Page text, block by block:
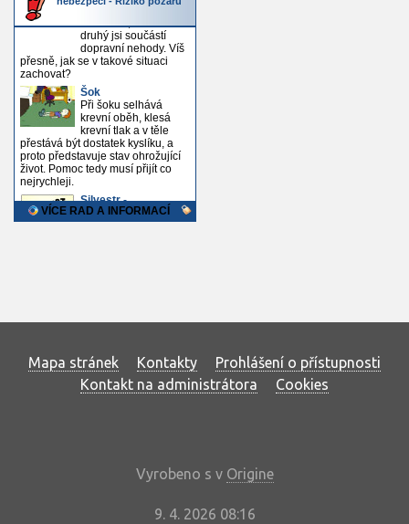
Mapa stránek Kontakty
Prohlášení o přístupnosti
Kontakt na administrátora
Cookies
Vyrobeno s v Origine
9. 4. 2026 08:16